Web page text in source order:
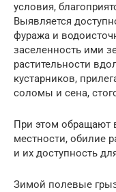
условия,
Выявляется
фуража и
заселенность ими
растительности
кустарников,
соломы и сена,
При этом обращают
местности, обилие
и их доступность
Зимой полевые